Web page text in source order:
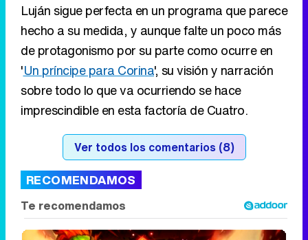
Luján sigue perfecta en un programa que parece
hecho a su medida, y aunque falte un poco más
de protagonismo por su parte como ocurre en
'Un príncipe para Corina', su visión y narración
sobre todo lo que va ocurriendo se hace
imprescindible en esta factoría de Cuatro.
Ver todos los comentarios (8)
RECOMENDAMOS